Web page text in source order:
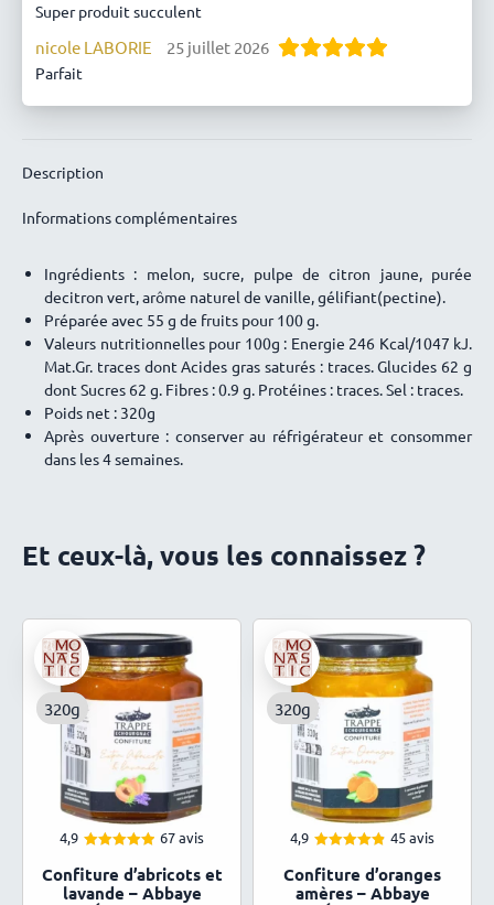
Super produit succulent
nicole LABORIE 25 juillet 2026
Parfait
Myriam Baudrillard 14 juillet 2026
Pascale Ranson
23 juin 2026
Anonyme 22 juin 2026
Ma confiture préferée. Delicieusse
Eric FUMAT de SAUVERZAC 7 juin 2026
Unique
Frédéric 31 mai 2026
Tout simplement mon coup de cœur !
Description
Informations complémentaires
Ingrédients : melon, sucre, pulpe de citron jaune, purée
decitron vert, arôme naturel de vanille, gélifiant(pectine).
Préparée avec 55 g de fruits pour 100 g.
Valeurs nutritionnelles pour 100g : Energie 246 Kcal/1047 kJ.
Mat.Gr. traces dont Acides gras saturés : traces. Glucides 62 g
dont Sucres 62 g. Fibres : 0.9 g. Protéines : traces. Sel : traces.
Poids net : 320g
Après ouverture : conserver au réfrigérateur et consommer
dans les 4 semaines.
Et ceux-là, vous les connaissez ?
320g
4,9
sur 5
67 avis
Confiture d’abricots et
lavande – Abbaye
320g
4,9
sur 5
45 avis
Confiture d’oranges
amères – Abbaye